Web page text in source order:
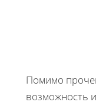
Помимо
возможность